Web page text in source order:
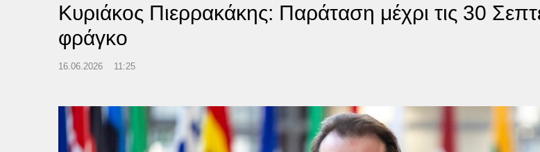
Κυριάκος Πιερρακάκης: Παράταση μέχρι τις 30
φράγκο
16.06.2026 11:25